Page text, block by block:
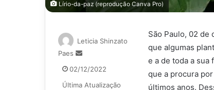
Lírio-da-paz (reprodução Canva Pro)
São Paulo, 02 de
que algumas
e a de toda a sua
que a procura
últimos anos.
Leticia Shinzato
Paes
Mande
e-
mail
02/12/2022
Última Atualização